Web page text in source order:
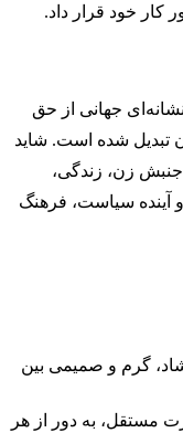
کار خود قرار داد.
جهانی از حق
تبدیل شده است. شاید
جنبش زن، زندگی،
و آینده سیاست، فرهنگ
گرم و صمیمی بین
مستقل، به دور از هر